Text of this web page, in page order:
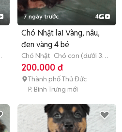
7 ngày trước 4
Chó Nhật lai Vàng, nâu,
đen vàng 4 bé
Chó Nhật Chó con (dưới 3
tháng tuổi)
200.000 đ
Thành phố Thủ Đức
P. Bình Trưng mới